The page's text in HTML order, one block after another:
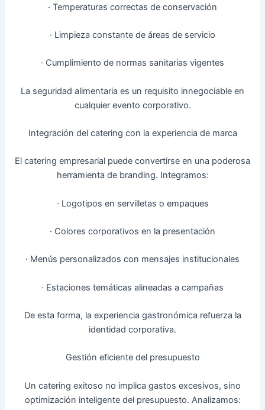
· Temperaturas correctas de conservación
· Limpieza constante de áreas de servicio
· Cumplimiento de normas sanitarias vigentes
La seguridad alimentaria es un requisito innegociable en
cualquier evento corporativo.
Integración del catering con la experiencia de marca
El catering empresarial puede convertirse en una poderosa
herramienta de branding. Integramos:
· Logotipos en servilletas o empaques
· Colores corporativos en la presentación
· Menús personalizados con mensajes institucionales
· Estaciones temáticas alineadas a campañas
De esta forma, la experiencia gastronómica refuerza la
identidad corporativa.
Gestión eficiente del presupuesto
Un catering exitoso no implica gastos excesivos, sino
optimización inteligente del presupuesto. Analizamos: